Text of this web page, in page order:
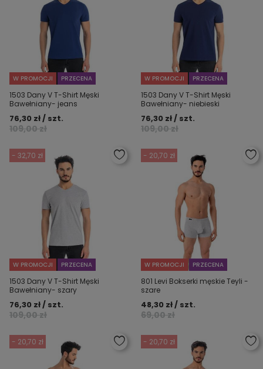
W PROMOCJI PRZECENA
1503 Dany V T-Shirt Męski
Bawełniany- jeans
109,00 zł
76,30 zł / szt.
W PROMOCJI PRZECENA
1503 Dany V T-Shirt Męski
Bawełniany- niebieski
109,00 zł
76,30 zł / szt.
- 32,70 zł
W PROMOCJI PRZECENA
1503 Dany V T-Shirt Męski
Bawełniany- szary
109,00 zł
76,30 zł / szt.
- 20,70 zł
W PROMOCJI PRZECENA
801 Levi Bokserki męskie Teyli -
szare
69,00 zł
48,30 zł / szt.
- 20,70 zł - 20,70 zł